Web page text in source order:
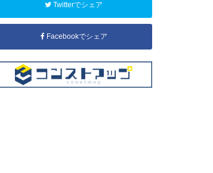
Twitterでシェア
Facebookでシェア